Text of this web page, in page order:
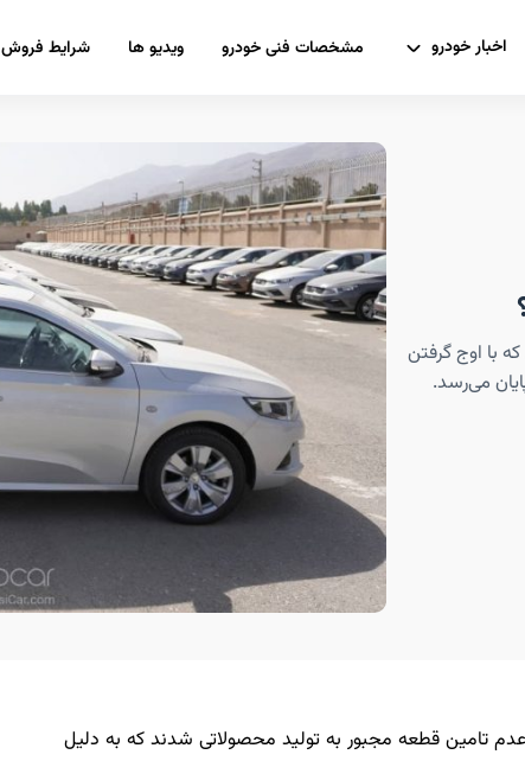
اخبار خودرو مشخصات فنی خودرو ویدیو ها شرایط فروش
با اوج گرفتن
تامین قطعه مجبور به تولید محصولاتی شدند که به دلیل